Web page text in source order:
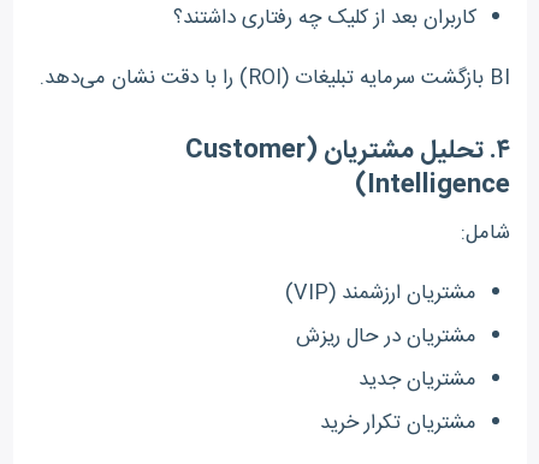
کاربران بعد از کلیک چه رفتاری داشتند؟
BI بازگشت سرمایه تبلیغات (ROI) را با دقت نشان می‌دهد.
۴. تحلیل مشتریان (Customer
Intelligence)
شامل:
مشتریان ارزشمند (VIP)
مشتریان در حال ریزش
مشتریان جدید
مشتریان تکرار خرید